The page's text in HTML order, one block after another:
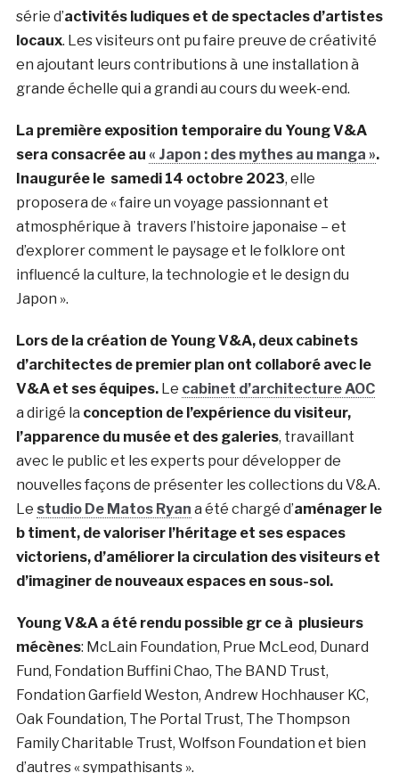
série d’activités ludiques et de spectacles d’artistes
locaux. Les visiteurs ont pu faire preuve de créativité
en ajoutant leurs contributions à une installation à
grande échelle qui a grandi au cours du week-end.
La première exposition temporaire du Young V&A
sera consacrée au « Japon : des mythes au manga ».
Inaugurée le samedi 14 octobre 2023, elle
proposera de « faire un voyage passionnant et
atmosphérique à travers l’histoire japonaise – et
d’explorer comment le paysage et le folklore ont
influencé la culture, la technologie et le design du
Japon ».
Lors de la création de Young V&A, deux cabinets
d’architectes de premier plan ont collaboré avec le
V&A et ses équipes.Le cabinet d’architecture AOC
a dirigé la conception de l’expérience du visiteur,
l’apparence du musée et des galeries, travaillant
avec le public et les experts pour développer de
nouvelles façons de présenter les collections du V&A.
Le studio De Matos Ryan a été chargé d’aménager le
b timent, de valoriser l’héritage et ses espaces
victoriens, d’améliorer la circulation des visiteurs et
d’imaginer de nouveaux espaces en sous-sol.
Young V&A a été rendu possible gr ce à plusieurs
mécènes: McLain Foundation, Prue McLeod, Dunard
Fund, Fondation Buffini Chao, The BAND Trust,
Fondation Garfield Weston, Andrew Hochhauser KC,
Oak Foundation, The Portal Trust, The Thompson
Family Charitable Trust, Wolfson Foundation et bien
d’autres « sympathisants ».